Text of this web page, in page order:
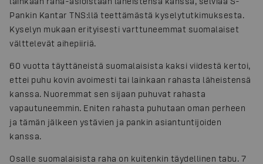
Pankin Kantar TNS:llä teettämästä kyselytutkimuksesta.
Kyselyn mukaan erityisesti varttuneemmat suomalaiset
välttelevät aihepiiriä.
60 vuotta täyttäneistä suomalaisista kaksi viidestä kertoi,
ettei puhu kovin avoimesti tai lainkaan rahasta läheistensä
kanssa. Nuoremmat sen sijaan puhuvat rahasta
vapautuneemmin. Eniten rahasta puhutaan oman perheen
ja tämän jälkeen ystävien ja pankin asiantuntijoiden
kanssa.
Osalle suomalaisista raha on kuitenkin täydellinen tabu. 7